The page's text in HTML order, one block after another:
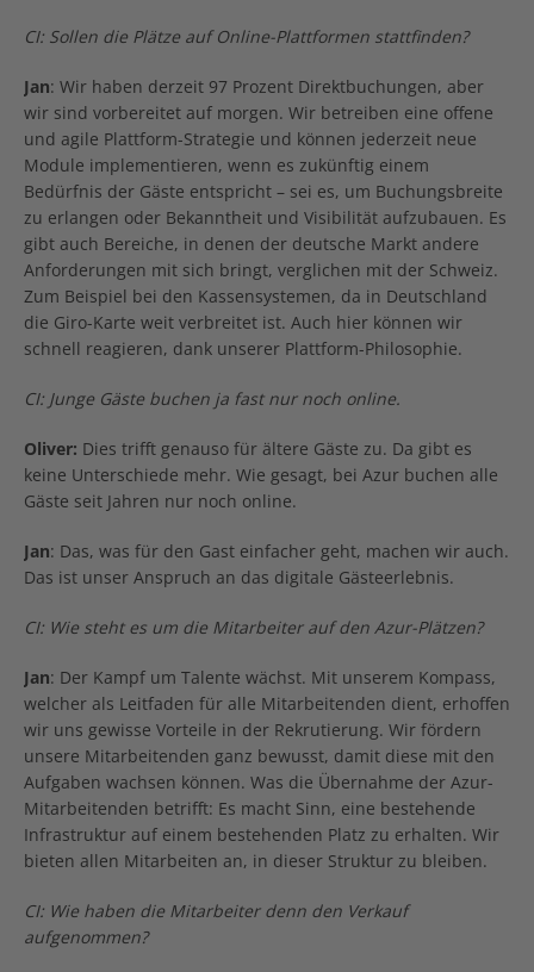
CI: Sollen die Plätze auf Online-Plattformen stattfinden?
Jan: Wir haben derzeit 97 Prozent Direktbuchungen, aber
wir sind vorbereitet auf morgen. Wir betreiben eine offene
und agile Plattform-Strategie und können jederzeit neue
Module implementieren, wenn es zukünftig einem
Bedürfnis der Gäste entspricht – sei es, um Buchungsbreite
zu erlangen oder Bekanntheit und Visibilität aufzubauen. Es
gibt auch Bereiche, in denen der deutsche Markt andere
Anforderungen mit sich bringt, verglichen mit der Schweiz.
Zum Beispiel bei den Kassensystemen, da in Deutschland
die Giro-Karte weit verbreitet ist. Auch hier können wir
schnell reagieren, dank unserer Plattform-Philosophie.
CI: Junge Gäste buchen ja fast nur noch online.
Oliver: Dies trifft genauso für ältere Gäste zu. Da gibt es
keine Unterschiede mehr. Wie gesagt, bei Azur buchen alle
Gäste seit Jahren nur noch online.
Jan: Das, was für den Gast einfacher geht, machen wir auch.
Das ist unser Anspruch an das digitale Gästeerlebnis.
CI: Wie steht es um die Mitarbeiter auf den Azur-Plätzen?
Jan: Der Kampf um Talente wächst. Mit unserem Kompass,
welcher als Leitfaden für alle Mitarbeitenden dient, erhoffen
wir uns gewisse Vorteile in der Rekrutierung. Wir fördern
unsere Mitarbeitenden ganz bewusst, damit diese mit den
Aufgaben wachsen können. Was die Übernahme der Azur-
Mitarbeitenden betrifft: Es macht Sinn, eine bestehende
Infrastruktur auf einem bestehenden Platz zu erhalten. Wir
bieten allen Mitarbeiten an, in dieser Struktur zu bleiben.
CI: Wie haben die Mitarbeiter denn den Verkauf
aufgenommen?